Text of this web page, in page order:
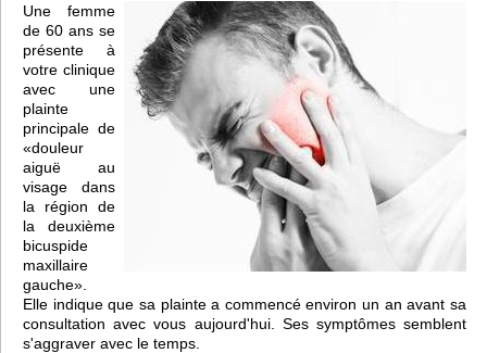
Une femme
de 60 ans se
présente à
votre clinique
avec une
plainte
principale de
«douleur
aiguë au
visage dans
la région de
la deuxième
bicuspide
maxillaire
gauche».
Elle indique que sa plainte a commencé environ un an avant sa
consultation avec vous aujourd'hui. Ses symptômes semblent
s'aggraver avec le temps.